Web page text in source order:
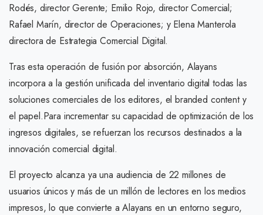
Rodés, director Gerente; Emilio Rojo, director Comercial;
Rafael Marín, director de Operaciones; y Elena Manterola
directora de Estrategia Comercial Digital.
Tras esta operación de fusión por absorción, Alayans
incorpora a la gestión unificada del inventario digital todas las
soluciones comerciales de los editores, el branded content y
el papel.Para incrementar su capacidad de optimización de los
ingresos digitales, se refuerzan los recursos destinados a la
innovación comercial digital.
El proyecto alcanza ya una audiencia de 22 millones de
usuarios únicos y más de un millón de lectores en los medios
impresos, lo que convierte a Alayans en un entorno seguro,